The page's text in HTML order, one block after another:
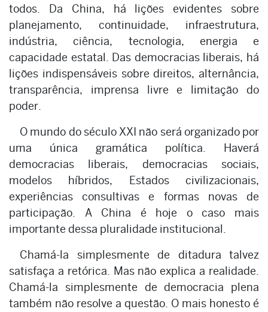
todos. Da China, há lições evidentes sobre
planejamento, continuidade, infraestrutura,
indústria, ciência, tecnologia, energia e
capacidade estatal. Das democracias liberais, há
lições indispensáveis sobre direitos, alternância,
transparência, imprensa livre e limitação do
poder.
O mundo do século XXI não será organizado por
uma única gramática política. Haverá
democracias liberais, democracias sociais,
modelos híbridos, Estados civilizacionais,
experiências consultivas e formas novas de
participação. A China é hoje o caso mais
importante dessa pluralidade institucional.
Chamá-la simplesmente de ditadura talvez
satisfaça a retórica. Mas não explica a realidade.
Chamá-la simplesmente de democracia plena
também não resolve a questão. O mais honesto é